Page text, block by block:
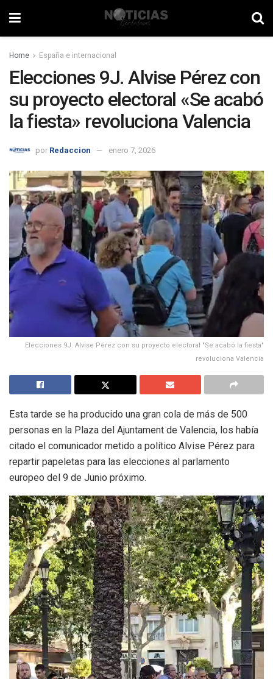
Home España e internacional
Elecciones 9J. Alvise Pérez con
su proyecto electoral «Se acabó
la fiesta» revoluciona Valencia
por Redaccion enero 7, 2026
Elecciones 9J. Alvise Pérez con su proyecto electoral "Se acabó la fiesta"
revoluciona Valencia
Esta tarde se ha producido una gran cola de más de 500
personas en la Plaza del Ajuntament de Valencia, los había
citado el comunicador metido a político Alvise Pérez para
repartir papeletas para las elecciones al parlamento
europeo del 9 de Junio próximo.
Reproductor
de
vídeo